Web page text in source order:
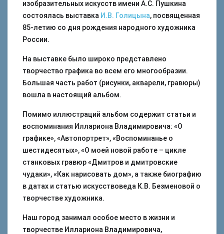
изобразительных искусств имени А.С. Пушкина
состоялась выставка И.В. Голицына, посвященная
85-летию со дня рождения народного художника
России.
На выставке было широко представлено
творчество графика во всем его многообразии.
Большая часть работ (рисунки, акварели, гравюры)
вошла в настоящий альбом.
Помимо иллюстраций альбом содержит статьи и
воспоминания Иллариона Владимировича: «О
графике», «Автопортрет», «Воспоминанье о
шестидесятых», «О моей новой работе – цикле
станковых гравюр «Дмитров и дмитровские
чудаки», «Как нарисовать дом», а также биографию
в датах и статью искусствоведа К.В. Безменовой о
творчестве художника.
Наш город занимал особое место в жизни и
творчестве Иллариона Владимировича,